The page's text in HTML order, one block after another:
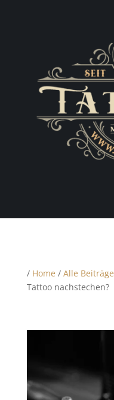
/ Home / Alle Beiträge
Tattoo nachstechen?